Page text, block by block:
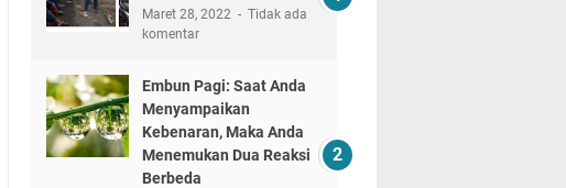
Maret 28, 2022
Tidak ada
komentar
Embun Pagi: Saat Anda
Menyampaikan
Kebenaran, Maka Anda
Menemukan Dua Reaksi
Berbeda